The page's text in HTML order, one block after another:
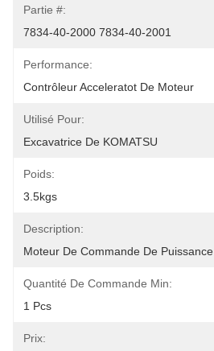
Partie #:
7834-40-2000 7834-40-2001
Performance:
Contrôleur Acceleratot De Moteur
Utilisé Pour:
Excavatrice De KOMATSU
Poids:
3.5kgs
Description:
Moteur De Commande De Puissance
Quantité De Commande Min:
1 Pcs
Prix: